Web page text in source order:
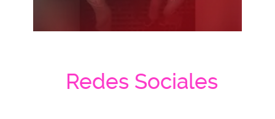
Redes Sociales